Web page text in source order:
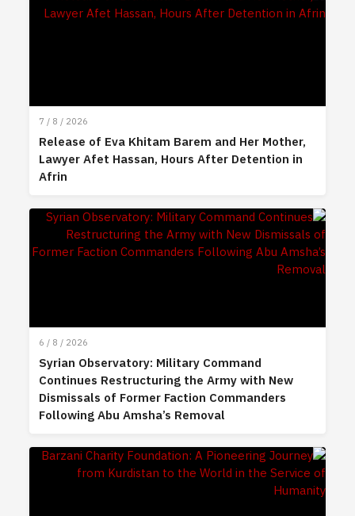
7 / 8 / 2026
Release of Eva Khitam Barem and Her Mother,
Lawyer Afet Hassan, Hours After Detention in
Afrin
6 / 8 / 2026
Syrian Observatory: Military Command
Continues Restructuring the Army with New
Dismissals of Former Faction Commanders
Following Abu Amsha’s Removal